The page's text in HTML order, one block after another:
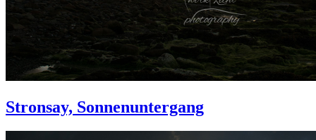
Stronsay, Sonnenuntergang